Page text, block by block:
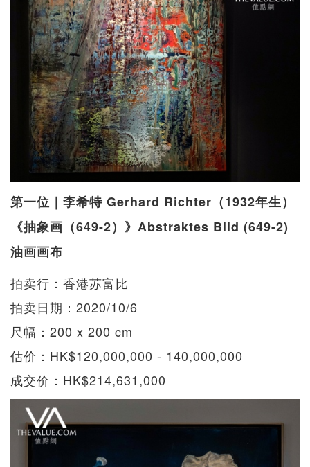
第一位｜李希特 Gerhard Richter（1932年生）
《抽象画（649-2）》Abstraktes Bild (649-2)
油画画布
拍卖行：香港苏富比
拍卖日期：2020/10/6
尺幅：200 x 200 cm
估价：HK$120,000,000 - 140,000,000
成交价：HK$214,631,000